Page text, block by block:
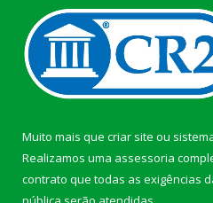
Muito mais que criar site ou
Realizamos uma assessoria
contrato que todas as exigências